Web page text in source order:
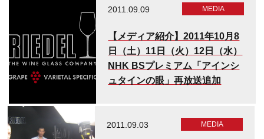
2011.09.09 MEDIA​
【メディア紹介】2011年10月8
日（土）11日（火）12日（水）
NHK BSプレミアム「アインシ
ュタインの眼」再放送追加
2011.09.03 MEDIA​